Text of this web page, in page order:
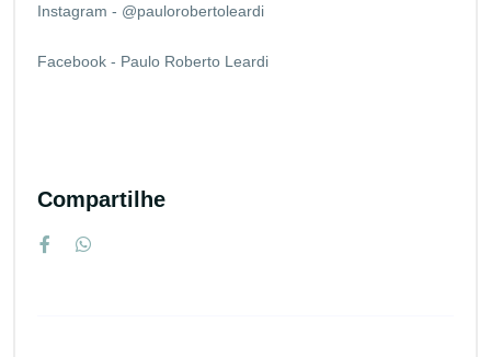
Instagram - @paulorobertoleardi
Facebook - Paulo Roberto Leardi
Compartilhe